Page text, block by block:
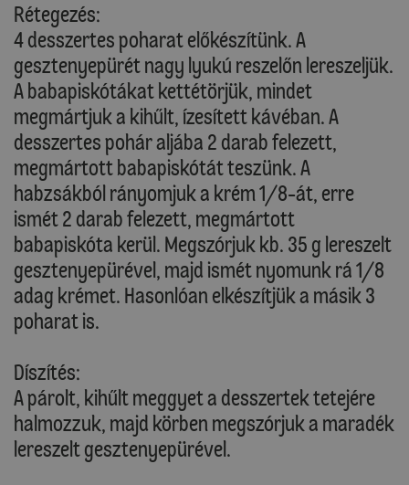
Rétegezés:
4 desszertes poharat előkészítünk. A
gesztenyepürét nagy lyukú reszelőn lereszeljük.
A babapiskótákat kettétörjük, mindet
megmártjuk a kihűlt, ízesített kávéban. A
desszertes pohár aljába 2 darab felezett,
megmártott babapiskótát teszünk. A
habzsákból rányomjuk a krém 1/8-át, erre
ismét 2 darab felezett, megmártott
babapiskóta kerül. Megszórjuk kb. 35 g lereszelt
gesztenyepürével, majd ismét nyomunk rá 1/8
adag krémet. Hasonlóan elkészítjük a másik 3
poharat is.
Díszítés:
A párolt, kihűlt meggyet a desszertek tetejére
halmozzuk, majd körben megszórjuk a maradék
lereszelt gesztenyepürével.